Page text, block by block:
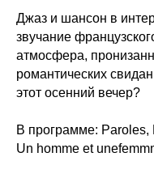
Джаз и шансон в
звучание
атмосфера,
романтических
этот осенний вечер?
В программе: Paroles,
Un homme et